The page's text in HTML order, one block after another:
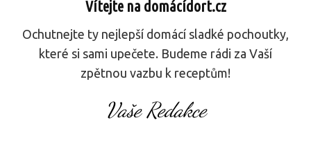
Vítejte na domácídort.cz
Ochutnejte ty nejlepší domácí sladké pochoutky,
které si sami upečete. Budeme rádi za Vaší
zpětnou vazbu k receptům!
Vaše Redakce